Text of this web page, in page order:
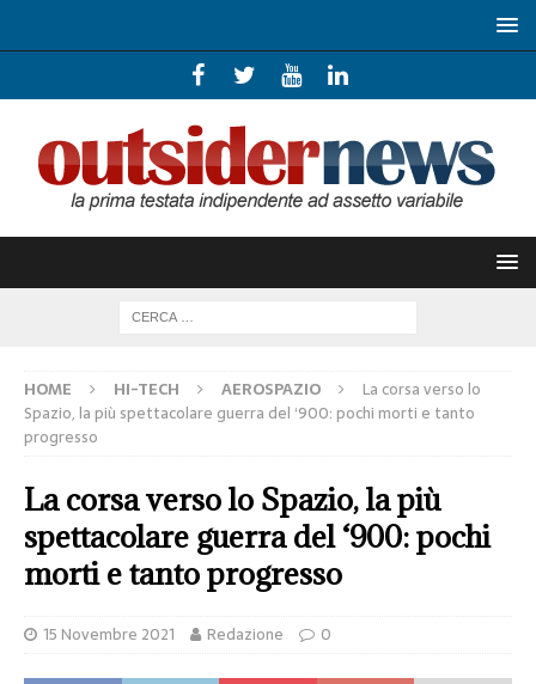
HOME HI-TECH AEROSPAZIO
La corsa verso lo
Spazio, la più spettacolare guerra del ‘900: pochi morti e tanto
progresso
La corsa verso lo Spazio, la più
spettacolare guerra del ‘900: pochi
morti e tanto progresso
15 Novembre 2021 Redazione 0